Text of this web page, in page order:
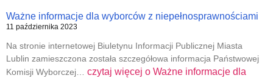
Ważne informacje dla wyborców z niepełnosprawnościami
11 października 2023
Na stronie internetowej Biuletynu Informacji Publicznej Miasta
Lublin zamieszczona została szczegółowa informacja Państwowej
Komisji Wyborczej… czytaj więcej o Ważne informacje dla